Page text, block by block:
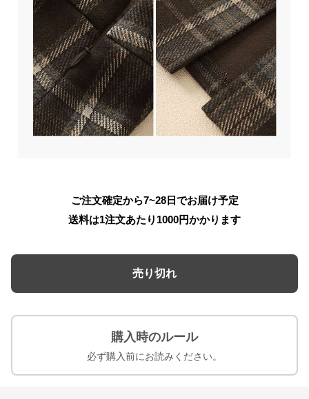
ご注文確定から7~28日でお届け予定
送料は1注文あたり 1000円かかります
売り切れ
購入時のルール
必ず購入前にお読みください。